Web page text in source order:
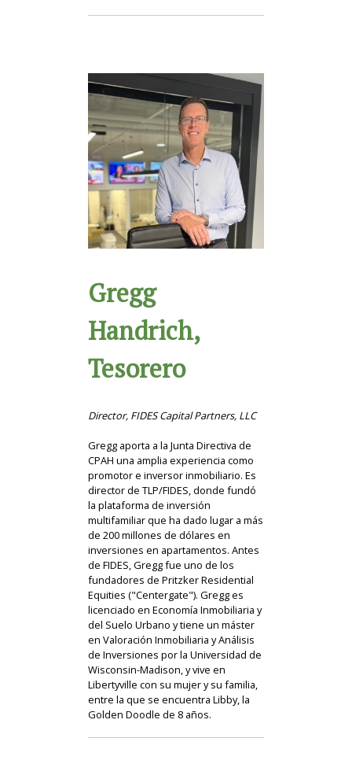
Gregg
Handrich,
Tesorero
Director, FIDES Capital Partners, LLC
Gregg aporta a la Junta Directiva de
CPAH una amplia experiencia como
promotor e inversor inmobiliario. Es
director de TLP/FIDES, donde fundó
la plataforma de inversión
multifamiliar que ha dado lugar a más
de 200 millones de dólares en
inversiones en apartamentos. Antes
de FIDES, Gregg fue uno de los
fundadores de Pritzker Residential
Equities ("Centergate"). Gregg es
licenciado en Economía Inmobiliaria y
del Suelo Urbano y tiene un máster
en Valoración Inmobiliaria y Análisis
de Inversiones por la Universidad de
Wisconsin-Madison, y vive en
Libertyville con su mujer y su familia,
entre la que se encuentra Libby, la
Golden Doodle de 8 años.